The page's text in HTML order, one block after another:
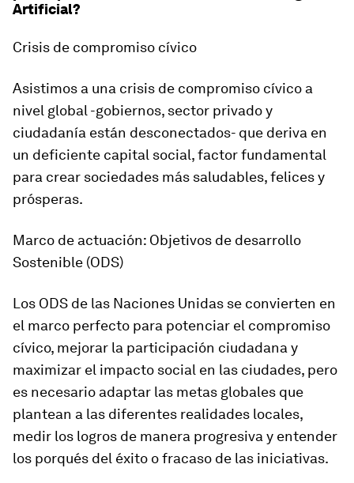
Artificial?
Crisis de compromiso cívico
Asistimos a una crisis de compromiso cívico a
nivel global -gobiernos, sector privado y
ciudadanía están desconectados- que deriva en
un deficiente capital social, factor fundamental
para crear sociedades más saludables, felices y
prósperas.
Marco de actuación: Objetivos de desarrollo
Sostenible (ODS)
Los ODS de las Naciones Unidas se convierten en
el marco perfecto para potenciar el compromiso
cívico, mejorar la participación ciudadana y
maximizar el impacto social en las ciudades, pero
es necesario adaptar las metas globales que
plantean a las diferentes realidades locales,
medir los logros de manera progresiva y entender
los porqués del éxito o fracaso de las iniciativas.